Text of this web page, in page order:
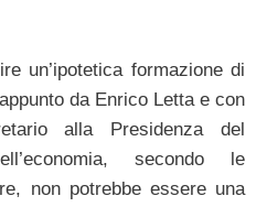
un’ipotetica formazione di
da Enrico Letta e con
alla Presidenza del
secondo le
non potrebbe essere una